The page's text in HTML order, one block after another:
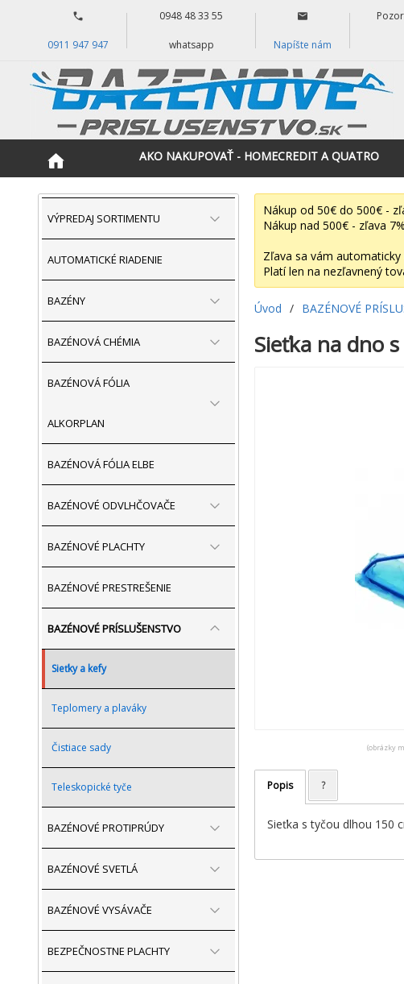
0911 947 947
0948 48 33 55
whatsapp Napíšte nám
AKO NAKUPOVAŤ - HOMECREDIT A QUATRO
VÝPREDAJ SORTIMENTU
AUTOMATICKÉ RIADENIE
BAZÉNY
BAZÉNOVÁ CHÉMIA
BAZÉNOVÁ FÓLIA
ALKORPLAN
BAZÉNOVÁ FÓLIA ELBE
BAZÉNOVÉ ODVLHČOVAČE
BAZÉNOVÉ PLACHTY
BAZÉNOVÉ PRESTREŠENIE
BAZÉNOVÉ PRÍSLUŠENSTVO
Sieťky a kefy
Teplomery a plaváky
Čistiace sady
Teleskopické tyče
BAZÉNOVÉ PROTIPRÚDY
BAZÉNOVÉ SVETLÁ
BAZÉNOVÉ VYSÁVAČE
BEZPEČNOSTNE PLACHTY
Nákup od 50€ do 500€ -
Nákup nad 500€ - zľava 7%
Zľava sa vám
Platí len na nezľavnený
Úvod / BAZÉNOVÉ
Sieťka na dno
(obrázky
Popis ?
Sieťka s tyčou dlhou 150